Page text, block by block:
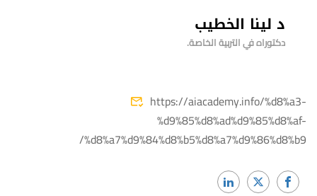
د لينا الخطيب
دكتوراه في التربية الخاصة.
https://aiacademy.info/%d8%a3-
%d9%85%d8%ad%d9%85%d8%af-
%d8%a7%d9%84%d8%b5%d8%a7%d9%86%d8%b9/